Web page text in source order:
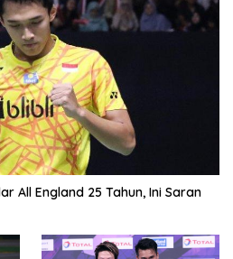
All England 25 Tahun, Ini Saran